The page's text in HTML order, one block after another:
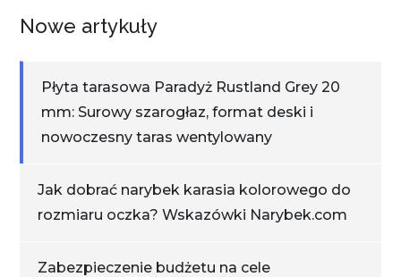
Nowe artykuły
Płyta tarasowa Paradyż Rustland Grey 20
mm: Surowy szarogłaz, format deski i
nowoczesny taras wentylowany
Jak dobrać narybek karasia kolorowego do
rozmiaru oczka? Wskazówki Narybek.com
Zabezpieczenie budżetu na cele